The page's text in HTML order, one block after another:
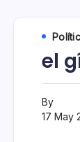
el
By
17 May